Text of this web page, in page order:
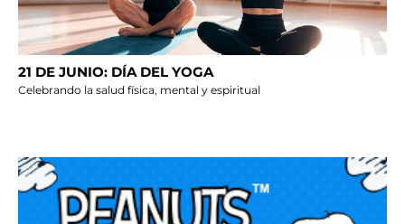
21 DE JUNIO: DÍA DEL YOGA
Celebrando la salud física, mental y espiritual